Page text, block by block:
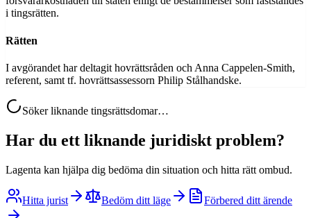
i tingsrätten.
Rätten
I avgörandet har deltagit hovrättsråden och Anna Cappelen-Smith,
referent, samt tf. hovrättsassessorn Philip Stålhandske.
Söker liknande tingsrättsdomar…
Har du ett liknande juridiskt problem?
Lagenta kan hjälpa dig bedöma din situation och hitta rätt ombud.
Hitta jurist Bedöm ditt läge Förbered ditt ärende